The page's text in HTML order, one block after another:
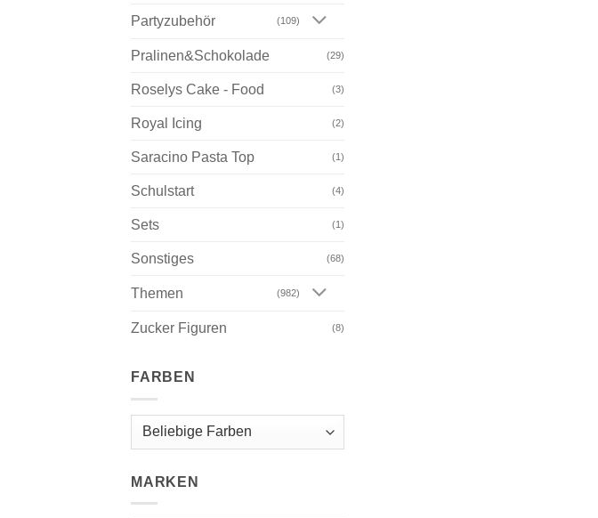
Partyzubehör (109)
Pralinen&Schokolade (29)
Roselys Cake - Food (3)
Royal Icing (2)
Saracino Pasta Top (1)
Schulstart (4)
Sets (1)
Sonstiges (68)
Themen (982)
Zucker Figuren (8)
FARBEN
MARKEN